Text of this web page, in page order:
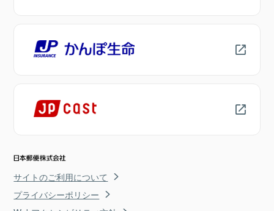
サイトのご利用について
プライバシーポリシー